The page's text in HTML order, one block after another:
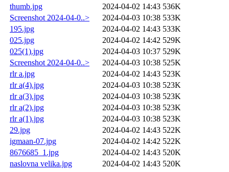
thumb.jpg
2024-04-02 14:43 536K
Screenshot 2024-04-0..>
2024-04-03 10:38 533K
195.jpg
2024-04-02 14:43 533K
025.jpg
2024-04-02 14:42 529K
025(1).jpg
2024-04-03 10:37 529K
Screenshot 2024-04-0..>
2024-04-03 10:38 525K
rlr a.jpg
2024-04-02 14:43 523K
rlr a(4).jpg
2024-04-03 10:38 523K
rlr a(3).jpg
2024-04-03 10:38 523K
rlr a(2).jpg
2024-04-03 10:38 523K
rlr a(1).jpg
2024-04-03 10:38 523K
29.jpg
2024-04-02 14:43 522K
igmaan-07.jpg
2024-04-02 14:42 522K
8676685_1.jpg
2024-04-02 14:43 520K
naslovna velika.jpg
2024-04-02 14:43 520K